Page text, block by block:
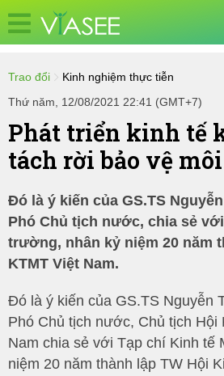
Trao đổi
Kinh nghiệm thực tiễn
Thứ năm, 12/08/2021 22:41 (GMT+7)
Phát triển kinh tế
tách rời bảo vệ
Đó là ý kiến của GS.TS
Phó Chủ tịch nước, chia sẻ
trường, nhân kỷ niệm 20 năm
KTMT Việt Nam.
Đó là ý kiến của GS.TS Nguyễn
Phó Chủ tịch nước, Chủ tịch Hội
Nam chia sẻ với Tạp chí Kinh tế
niệm 20 năm thành lập TW Hội